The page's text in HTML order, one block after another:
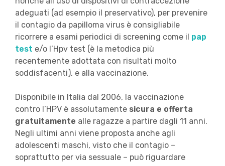
adeguati (ad esempio il preservativo), per prevenire
il contagio da papilloma virus è consigliabile
ricorrere a esami periodici di screening come il pap
test e/o l’Hpv test (è la metodica più
recentemente adottata con risultati molto
soddisfacenti), e alla vaccinazione.
Disponibile in Italia dal 2006, la vaccinazione
contro l’HPV è assolutamente sicura e offerta
gratuitamente alle ragazze a partire dagli 11 anni.
Negli ultimi anni viene proposta anche agli
adolescenti maschi, visto che il contagio –
soprattutto per via sessuale – può riguardare